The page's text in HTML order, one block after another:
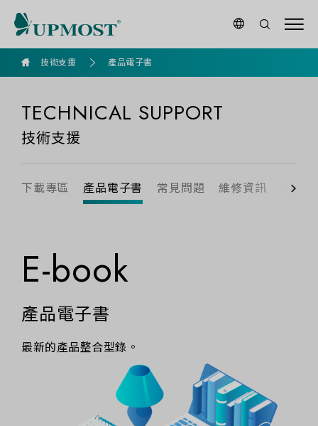
goldennet
技術支援 產品電子書
TECHNICAL SUPPORT
技術支援
下載專區 產品電子書 常見問題 維修資訊 保固
E-book
產品電子書
最新的產品整合型錄。